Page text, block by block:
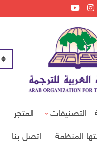
التصنيفات المتجر
المنظمة اتصل بنا